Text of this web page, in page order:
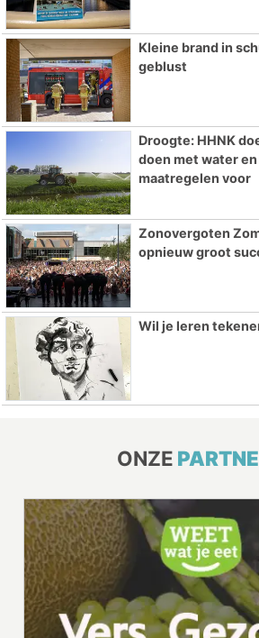
Kleine brand in
geblust
Droogte: HHNK
doen met water
maatregelen voor
Zonovergoten
opnieuw groot
Wil je leren
ONZE